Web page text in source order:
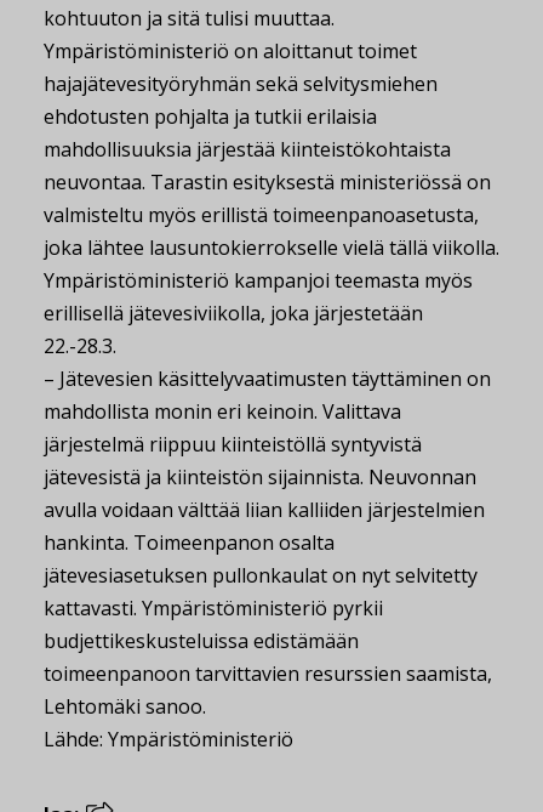
kohtuuton ja sitä tulisi muuttaa.
Ympäristöministeriö on aloittanut toimet
hajajätevesityöryhmän sekä selvitysmiehen
ehdotusten pohjalta ja tutkii erilaisia
mahdollisuuksia järjestää kiinteistökohtaista
neuvontaa. Tarastin esityksestä ministeriössä on
valmisteltu myös erillistä toimeenpanoasetusta,
joka lähtee lausuntokierrokselle vielä tällä viikolla.
Ympäristöministeriö kampanjoi teemasta myös
erillisellä jätevesiviikolla, joka järjestetään
22.-28.3.
– Jätevesien käsittelyvaatimusten täyttäminen on
mahdollista monin eri keinoin. Valittava
järjestelmä riippuu kiinteistöllä syntyvistä
jätevesistä ja kiinteistön sijainnista. Neuvonnan
avulla voidaan välttää liian kalliiden järjestelmien
hankinta. Toimeenpanon osalta
jätevesiasetuksen pullonkaulat on nyt selvitetty
kattavasti. Ympäristöministeriö pyrkii
budjettikeskusteluissa edistämään
toimeenpanoon tarvittavien resurssien saamista,
Lehtomäki sanoo.
Lähde: Ympäristöministeriö